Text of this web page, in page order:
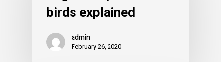
birds explained
admin
February 26, 2020